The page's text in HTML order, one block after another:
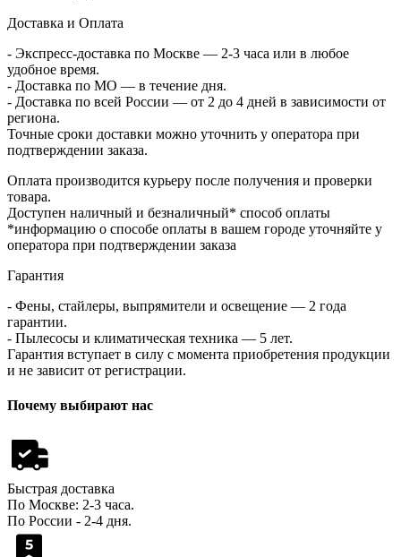
Доставка и Оплата
- Экспресс-доставка по Москве — 2-3 часа или в любое
удобное время.
- Доставка по МО — в течение дня.
- Доставка по всей России — от 2 до 4 дней в зависимости от
региона.
Точные сроки доставки можно уточнить у оператора при
подтверждении заказа.
Оплата производится курьеру после получения и проверки
товара.
Доступен наличный и безналичный* способ оплаты
*информацию о способе оплаты в вашем городе уточняйте у
оператора при подтверждении заказа
Гарантия
- Фены, стайлеры, выпрямители и освещение — 2 года
гарантии.
- Пылесосы и климатическая техника — 5 лет.
Гарантия вступает в силу с момента приобретения продукции
и не зависит от регистрации.
Почему выбирают нас
Быстрая доставка
По Москве: 2-3 часа.
По России - 2-4 дня.